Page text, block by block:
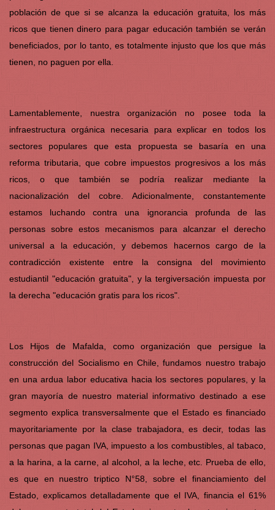
población de que si se alcanza la educación gratuita, los más
ricos que tienen dinero para pagar educación también se verán
beneficiados, por lo tanto, es totalmente injusto que los que más
tienen, no paguen por ella.
Lamentablemente, nuestra organización no posee toda la
infraestructura orgánica necesaria para explicar en todos los
sectores populares que esta propuesta se basaría en una
reforma tributaria, que cobre impuestos progresivos a los más
ricos, o que también se podría realizar mediante la
nacionalización del cobre. Adicionalmente, constantemente
estamos luchando contra una ignorancia profunda de las
personas sobre estos mecanismos para alcanzar el derecho
universal a la educación, y debemos hacernos cargo de la
contradicción existente entre la consigna del movimiento
estudiantil "educación gratuita", y la tergiversación impuesta por
la derecha "educación gratis para los ricos".
Los Hijos de Mafalda, como organización que persigue la
construcción del Socialismo en Chile, fundamos nuestro trabajo
en una ardua labor educativa hacia los sectores populares, y la
gran mayoría de nuestro material informativo destinado a ese
segmento explica transversalmente que el Estado es financiado
mayoritariamente por la clase trabajadora, es decir, todas las
personas que pagan IVA, impuesto a los combustibles, al tabaco,
a la harina, a la carne, al alcohol, a la leche, etc. Prueba de ello,
es que en nuestro triptico N°58, sobre el financiamiento del
Estado, explicamos detalladamente que el IVA, financia el 61%